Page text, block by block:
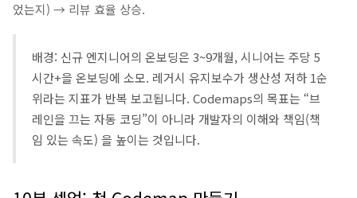
었는지) → 리뷰 효율 상승.
배경: 신규 엔지니어의 온보딩은 3~9개월, 시니어는 주당 5
시간+을 온보딩에 소모. 레거시 유지보수가 생산성 저하 1순
위라는 지표가 반복 보고됩니다. Codemaps의 목표는 “브
레인을 끄는 자동 코딩”이 아니라 개발자의 이해와 책임(책
임 있는 속도) 을 높이는 것입니다.